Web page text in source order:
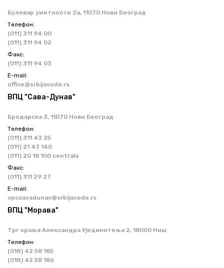
Булевар уметности 2a, 11070 Нови Београд
Телефон:
(011) 311 94 00
(011) 311 94 02
Факс:
(011) 311 94 03
Е-mail:
office@srbijavode.rs
ВПЦ "Сава-Дунав"
Бродарска 3, 11070 Нови Београд
Телефон:
(011) 311 43 25
(011) 21 43 140
(011) 20 18 100 centrala
Факс:
(011) 311 29 27
Е-mail:
vpcsavadunav@srbijavode.rs
ВПЦ "Морава"
Трг краља Александра Ујединитеља 2, 18000 Ниш
Телефон:
(018) 42 58 185
(018) 42 58 186